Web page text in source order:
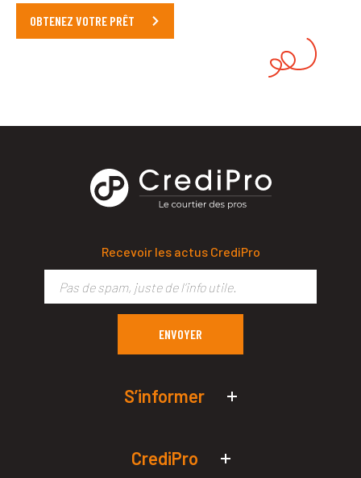
OBTENEZ VOTRE PRÊT
Recevoir les actus CrediPro
S’informer
Simulateurs de prêt pro
CrediPro